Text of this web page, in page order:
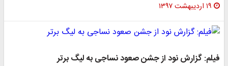
۱۹ اردیبهشت ۱۳۹۷
فیلم: گزارش نود از جشن صعود نساجی به لیگ برتر